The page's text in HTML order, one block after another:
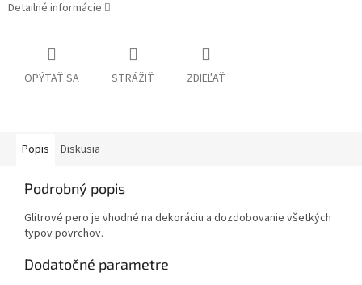
Detailné informácie
OPÝTAŤ SA STRÁŽIŤ ZDIEĽAŤ
Popis Diskusia
Podrobný popis
Glitrové pero je vhodné na dekoráciu a dozdobovanie všetkých
typov povrchov.
Dodatočné parametre